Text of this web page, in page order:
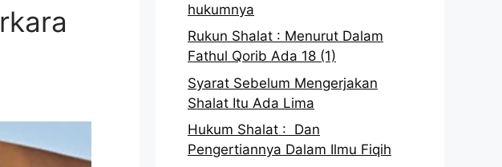
hukumnya
Rukun Shalat : Menurut Dalam
Fathul Qorib Ada 18 (1)
Syarat Sebelum Mengerjakan
Shalat Itu Ada Lima
Hukum Shalat : Dan
Pengertiannya Dalam Ilmu Fiqih